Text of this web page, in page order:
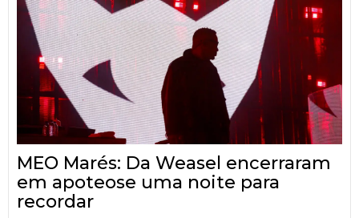
MEO Marés: Da Weasel encerraram
em apoteose uma noite para
recordar